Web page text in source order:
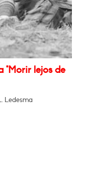
"Morir lejos de
Ledesma